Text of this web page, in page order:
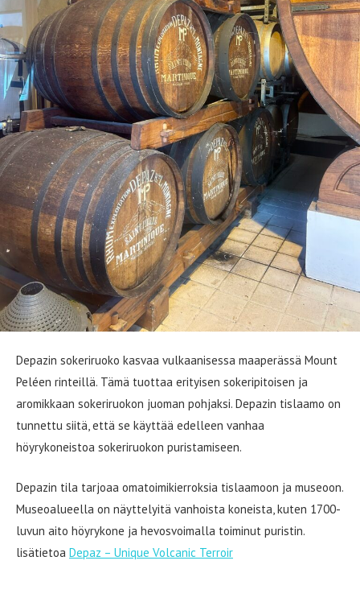
Depazin sokeriruoko kasvaa vulkaanisessa maaperässä Mount
Peléen rinteillä. Tämä tuottaa erityisen sokeripitoisen ja
aromikkaan sokeriruokon juoman pohjaksi. Depazin tislaamo on
tunnettu siitä, että se käyttää edelleen vanhaa
höyrykoneistoa sokeriruokon puristamiseen.
Depazin tila tarjoaa omatoimikierroksia tislaamoon ja museoon.
Museoalueella on näyttelyitä vanhoista koneista, kuten 1700-
luvun aito höyrykone ja hevosvoimalla toiminut puristin.
lisätietoa Depaz – Unique Volcanic Terroir